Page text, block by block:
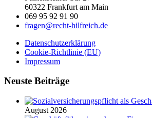
60322 Frankfurt am Main
069 95 92 91 90
fragen@recht-hilfreich.de
Datenschutzerklärung
Cookie-Richtlinie (EU)
Impressum
Neuste Beiträge
August 2026